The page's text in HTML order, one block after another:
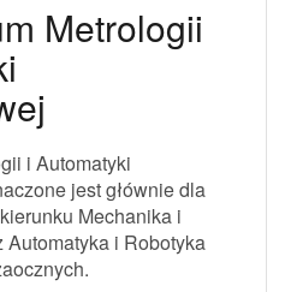
Metrologii
i Automatyki
jest głównie dla
Mechanika i
i Robotyka